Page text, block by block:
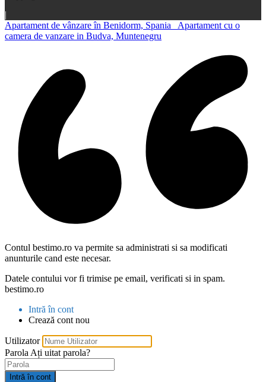
|
Apartament de vânzare în Benidorm, Spania
Apartament cu o
camera de vanzare in Budva, Muntenegru
Contul bestimo.ro va permite sa administrati si sa modificati
anunturile cand este necesar.
Datele contului vor fi trimise pe email, verificati si in spam.
bestimo.ro
Intră în cont
Crează cont nou
Utilizator
Parola Ați uitat parola?
Intră în cont